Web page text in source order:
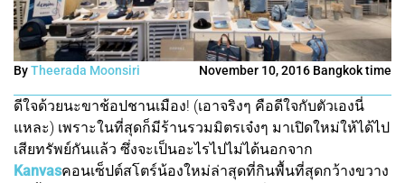
ByTheerada Moonsiri November 10, 2016 Bangkok time
ดีใจด้วยนะขาช้อปชานเมือง! (เอาจริงๆ คือดีใจกับตัวเองนี่
แหละ) เพราะในที่สุดก็มีร้านรวมมิตรเจ๋งๆ มาเปิดใหม่ให้ได้ไป
เสียทรัพย์กันแล้ว ซึ่งจะเป็นอะไรไปไม่ได้นอกจาก
Kanvasคอนเซ็ปต์สโตร์น้องใหม่ล่าสุดที่กินพื้นที่สุดกว้างขวาง